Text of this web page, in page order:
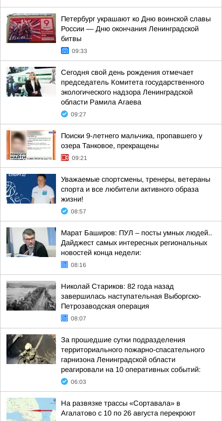
Петербург украшают ко Дню воинской славы
России — Дню окончания Ленинградской
битвы
09:33
Сегодня свой день рождения отмечает
председатель Комитета государственного
экологического надзора Ленинградской
области Рамила Агаева
09:27
Поиски 9-летнего мальчика, пропавшего у
озера Танковое, прекращены
09:21
Уважаемые спортсмены, тренеры, ветераны
спорта и все любители активного образа
жизни!
08:57
Марат Баширов: ПУЛ – посты умных людей..
Дайджест самых интересных региональных
новостей конца недели:
08:16
Николай Стариков: 82 года назад
завершилась наступательная Выборгско-
Петрозаводская операция
08:07
За прошедшие сутки подразделения
территориального пожарно-спасательного
гарнизона Ленинградской области
реагировали на 10 оперативных событий:
06:03
На развязке трассы «Сортавала» в
Агалатово с 10 по 26 августа перекроют